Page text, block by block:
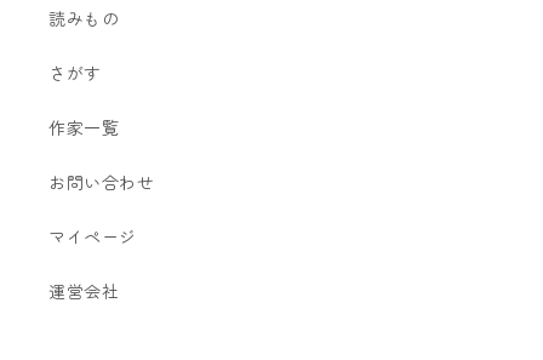
読みもの
さがす
作家一覧
お問い合わせ
マイページ
運営会社